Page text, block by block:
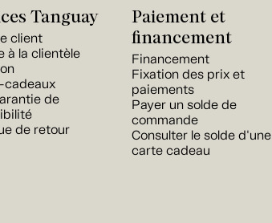
Tanguay
client
à la clientèle
cadeaux
de
de retour
Paiement et
financement
Financement
Fixation des prix et
paiements
Payer un solde de
commande
Consulter le solde d'une
carte cadeau